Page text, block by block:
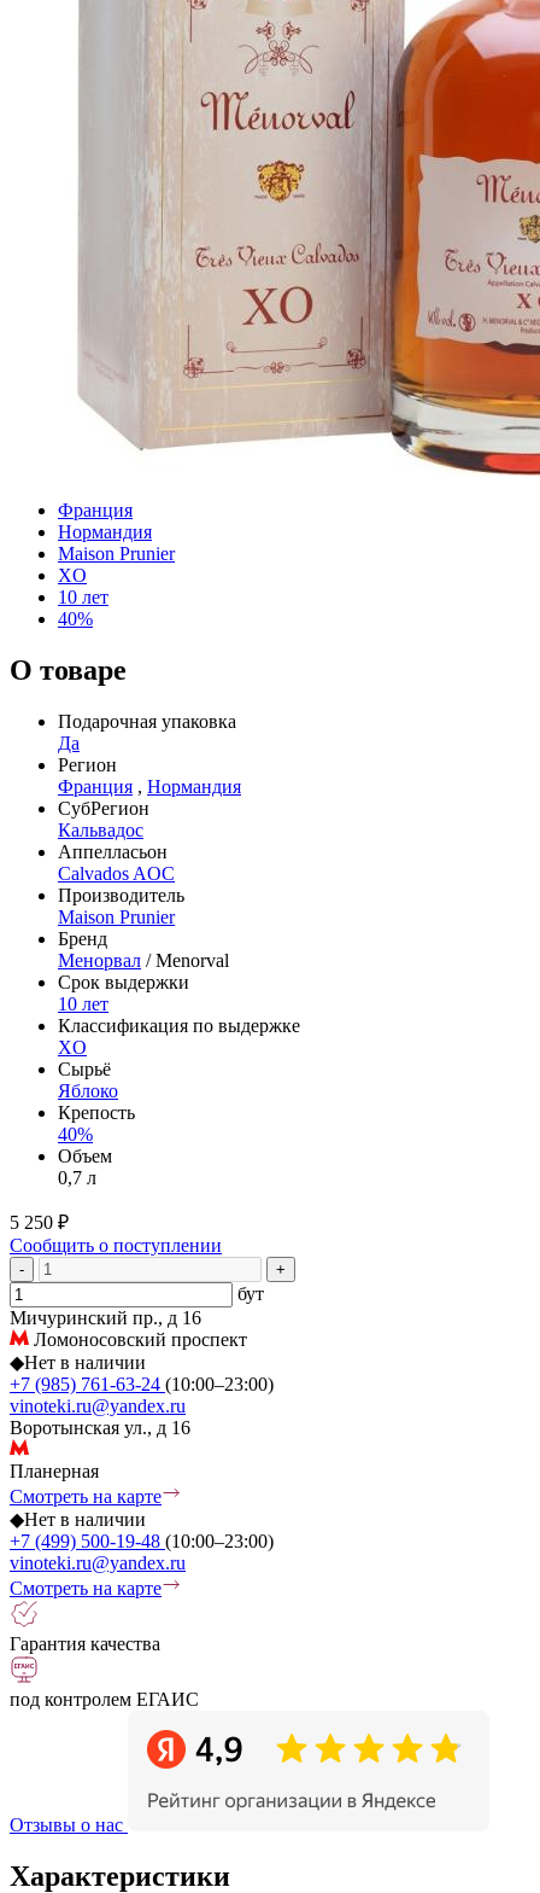
Франция
Нормандия
Maison Prunier
XO
10 лет
40%
О товаре
Подарочная упаковка
Да
Регион
Франция , Нормандия
СубРегион
Кальвадос
Аппелласьон
Calvados AOC
Производитель
Maison Prunier
Бренд
Менорвал / Menorval
Срок выдержки
10 лет
Классификация по выдержке
XO
Сырьё
Яблоко
Крепость
40%
Объем
0,7 л
5 250 ₽
Сообщить о поступлении
- +
бут
Мичуринский пр., д 16
Ломоносовский проспект
◆Нет в наличии
+7 (985) 761-63-24 (10:00–23:00)
vinoteki.ru@yandex.ru
Воротынская ул., д 16
Планерная
Смотреть на карте
◆Нет в наличии
+7 (499) 500-19-48 (10:00–23:00)
vinoteki.ru@yandex.ru
Смотреть на карте
Гарантия качества
под контролем ЕГАИС
Отзывы о нас
Характеристики